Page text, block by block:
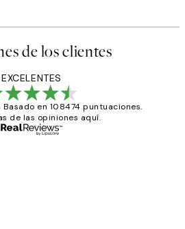
de los clientes
EXCELENTES
Basado en 108474 puntuaciones.
de las opiniones aquí.